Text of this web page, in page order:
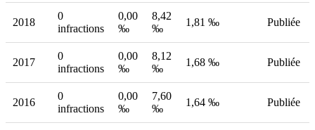
2018
0
infractions
0,00
‰
8,42
‰
1,81 ‰ Publiée
2017
0
infractions
0,00
‰
8,12
‰
1,68 ‰ Publiée
2016
0
infractions
0,00
‰
7,60
‰
1,64 ‰ Publiée